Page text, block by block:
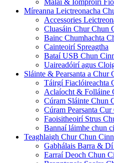
Málaí & Iompróirí
Míreanna Leictreonacha
Accessories
Cluasáin Chur Chun
Bainc Chumhachta
Cainteoirí Spreagtha
Bataí USB Chun
Uaireadóirí agus
Sláinte & Pearsanta a Chur
Táirgí Fiaclóireachta
Aclaíocht & Folláine
Cúram Sláinte Chun
Cúram Pearsanta
Faoisitheoirí Strus
Bannaí láimhe chun
Teaghlaigh Chur Chun Cinn
Gabhálais Barra &
Earraí Deoch Chun